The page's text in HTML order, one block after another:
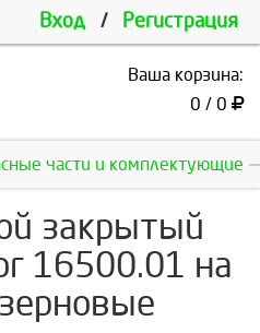
Вход / Регистрация
Ваша корзина:
0 / 0
части и комплектующие
закрытый
16500.01 на